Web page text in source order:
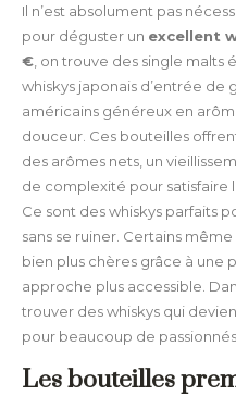
Il n’est absolument pas
pour déguster un excellent
€ , on trouve des single malts
whiskys japonais d’entrée
américains généreux en
douceur. Ces bouteilles
des arômes nets, un
de complexité pour satisfaire
Ce sont des whiskys parfaits
sans se ruiner. Certains
bien plus chères grâce à une
approche plus accessible.
trouver des whiskys qui
pour beaucoup de passionnés.
Les bouteilles